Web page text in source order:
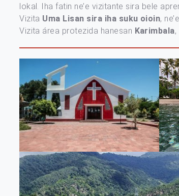
lokal. Iha fatin ne’e vizitante sira bele
Vizita Uma Lisan sira iha suku oioin,
Vizita área protezida hanesan Karimbala